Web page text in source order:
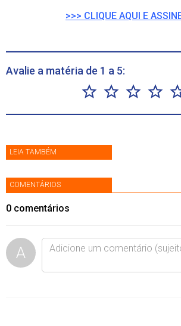
>>> CLIQUE AQUI E
Avalie a matéria de 1 a 5:
LEIA TAMBÉM
COMENTÁRIOS
0 comentários
A